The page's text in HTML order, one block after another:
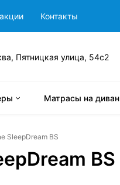
Контакты
Пятницкая улица, 54с2
Матрасы на диван
SleepDream BS
BS